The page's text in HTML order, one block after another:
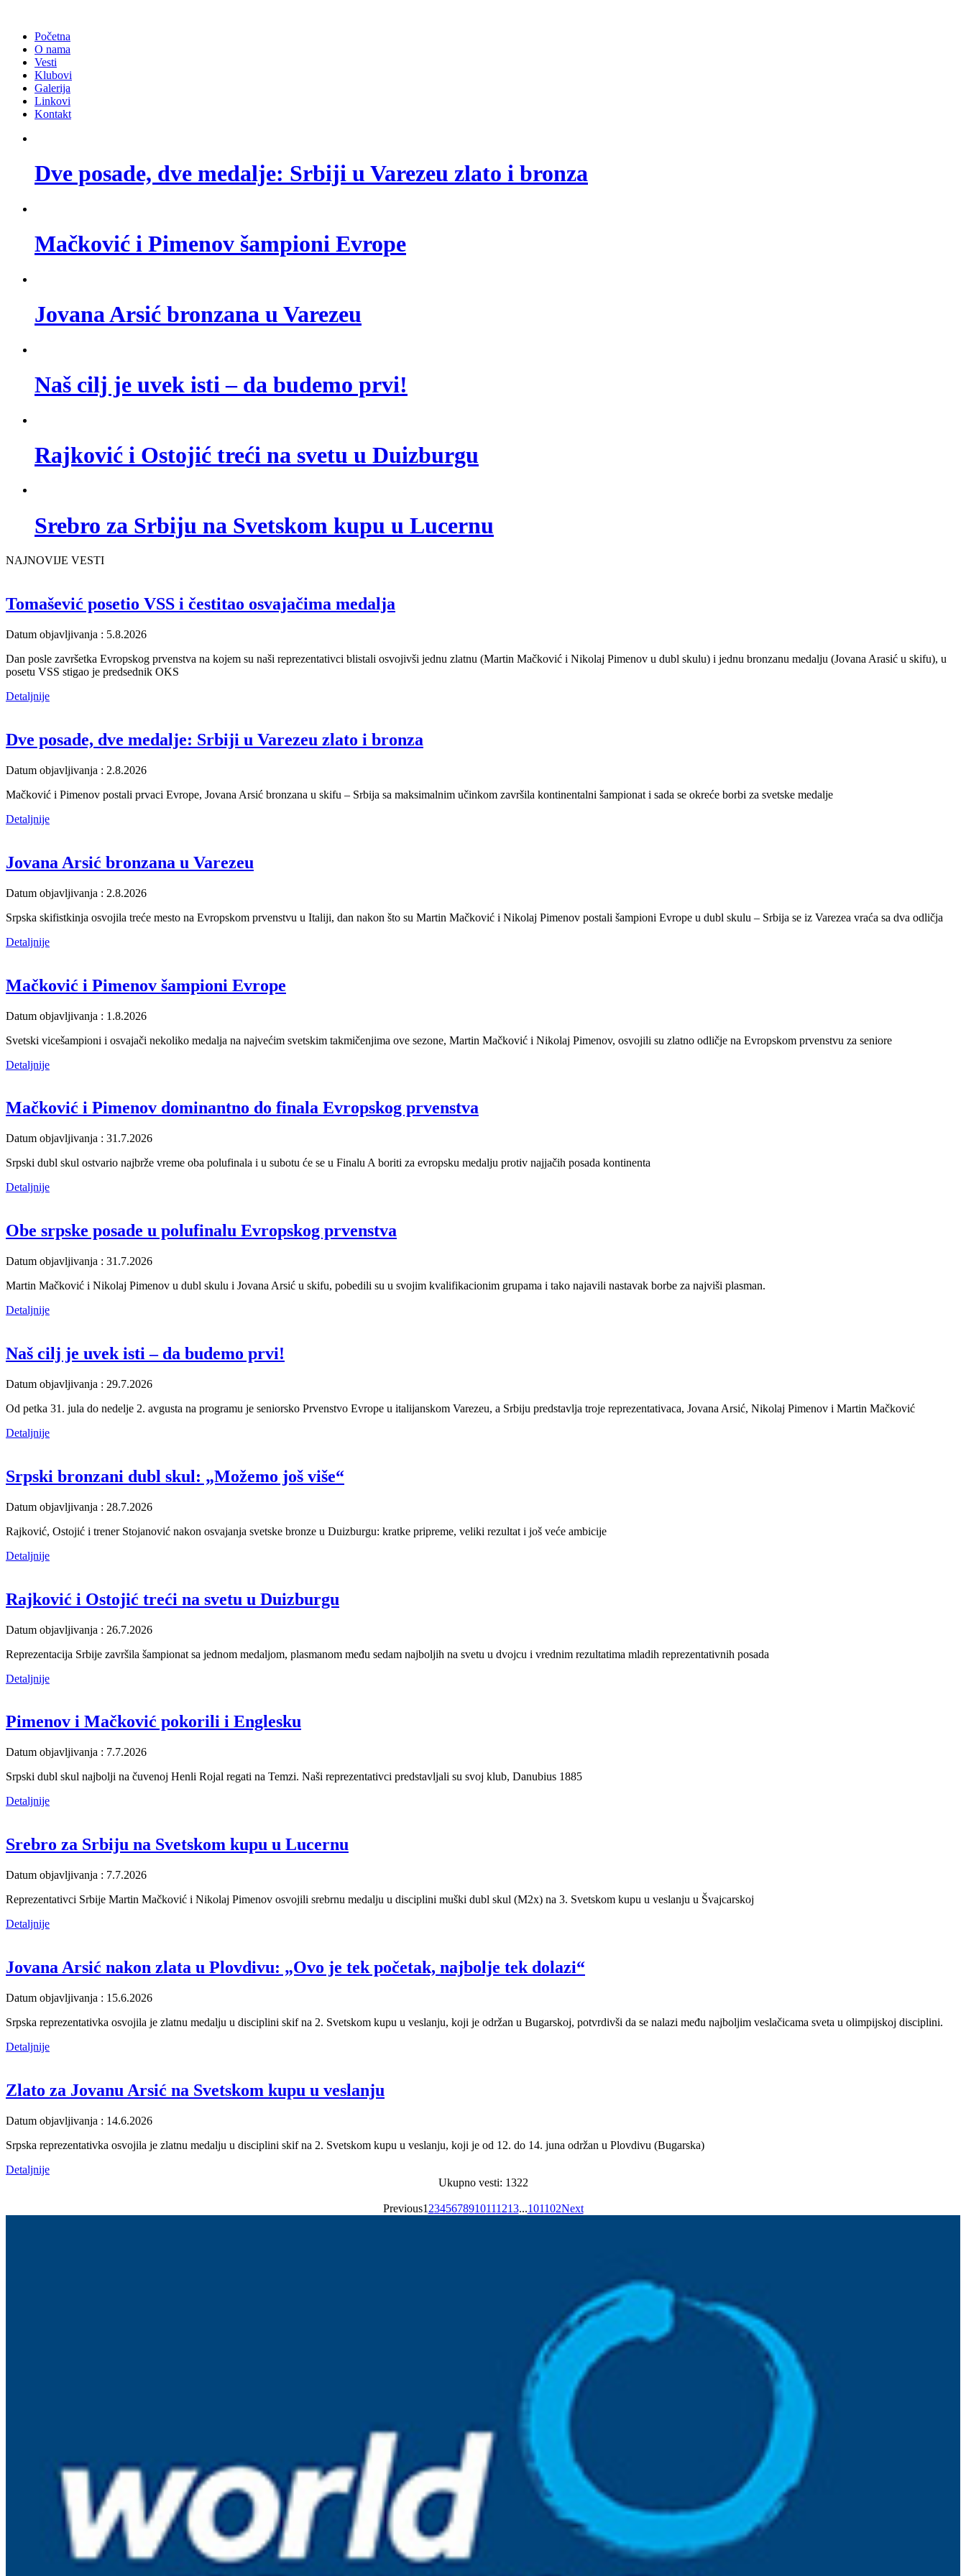
Početna
O nama
Vesti
Klubovi
Galerija
Linkovi
Kontakt
Dve posade, dve medalje: Srbiji u Varezeu zlato i bronza
Mačković i Pimenov šampioni Evrope
Jovana Arsić bronzana u Varezeu
Naš cilj je uvek isti – da budemo prvi!
Rajković i Ostojić treći na svetu u Duizburgu
Srebro za Srbiju na Svetskom kupu u Lucernu
NAJNOVIJE VESTI
Tomašević posetio VSS i čestitao osvajačima medalja
Datum objavljivanja : 5.8.2026
Dan posle završetka Evropskog prvenstva na kojem su naši reprezentativci blistali osvojivši jednu zlatnu (Martin Mačković i Nikolaj Pimenov u dubl skulu) i jednu bronzanu medalju (Jovana Arasić u skifu), u
posetu VSS stigao je predsednik OKS
Detaljnije
Dve posade, dve medalje: Srbiji u Varezeu zlato i bronza
Datum objavljivanja : 2.8.2026
Mačković i Pimenov postali prvaci Evrope, Jovana Arsić bronzana u skifu – Srbija sa maksimalnim učinkom završila kontinentalni šampionat i sada se okreće borbi za svetske medalje
Detaljnije
Jovana Arsić bronzana u Varezeu
Datum objavljivanja : 2.8.2026
Srpska skifistkinja osvojila treće mesto na Evropskom prvenstvu u Italiji, dan nakon što su Martin Mačković i Nikolaj Pimenov postali šampioni Evrope u dubl skulu – Srbija se iz Varezea vraća sa dva odličja
Detaljnije
Mačković i Pimenov šampioni Evrope
Datum objavljivanja : 1.8.2026
Svetski vicešampioni i osvajači nekoliko medalja na najvećim svetskim takmičenjima ove sezone, Martin Mačković i Nikolaj Pimenov, osvojili su zlatno odličje na Evropskom prvenstvu za seniore
Detaljnije
Mačković i Pimenov dominantno do finala Evropskog prvenstva
Datum objavljivanja : 31.7.2026
Srpski dubl skul ostvario najbrže vreme oba polufinala i u subotu će se u Finalu A boriti za evropsku medalju protiv najjačih posada kontinenta
Detaljnije
Obe srpske posade u polufinalu Evropskog prvenstva
Datum objavljivanja : 31.7.2026
Martin Mačković i Nikolaj Pimenov u dubl skulu i Jovana Arsić u skifu, pobedili su u svojim kvalifikacionim grupama i tako najavili nastavak borbe za najviši plasman.
Detaljnije
Naš cilj je uvek isti – da budemo prvi!
Datum objavljivanja : 29.7.2026
Od petka 31. jula do nedelje 2. avgusta na programu je seniorsko Prvenstvo Evrope u italijanskom Varezeu, a Srbiju predstavlja troje reprezentativaca, Jovana Arsić, Nikolaj Pimenov i Martin Mačković
Detaljnije
Srpski bronzani dubl skul: „Možemo još više“
Datum objavljivanja : 28.7.2026
Rajković, Ostojić i trener Stojanović nakon osvajanja svetske bronze u Duizburgu: kratke pripreme, veliki rezultat i još veće ambicije
Detaljnije
Rajković i Ostojić treći na svetu u Duizburgu
Datum objavljivanja : 26.7.2026
Reprezentacija Srbije završila šampionat sa jednom medaljom, plasmanom među sedam najboljih na svetu u dvojcu i vrednim rezultatima mladih reprezentativnih posada
Detaljnije
Pimenov i Mačković pokorili i Englesku
Datum objavljivanja : 7.7.2026
Srpski dubl skul najbolji na čuvenoj Henli Rojal regati na Temzi. Naši reprezentativci predstavljali su svoj klub, Danubius 1885
Detaljnije
Srebro za Srbiju na Svetskom kupu u Lucernu
Datum objavljivanja : 7.7.2026
Reprezentativci Srbije Martin Mačković i Nikolaj Pimenov osvojili srebrnu medalju u disciplini muški dubl skul (M2x) na 3. Svetskom kupu u veslanju u Švajcarskoj
Detaljnije
Jovana Arsić nakon zlata u Plovdivu: „Ovo je tek početak, najbolje tek dolazi“
Datum objavljivanja : 15.6.2026
Srpska reprezentativka osvojila je zlatnu medalju u disciplini skif na 2. Svetskom kupu u veslanju, koji je održan u Bugarskoj, potvrdivši da se nalazi među najboljim veslačicama sveta u olimpijskoj disciplini.
Detaljnije
Zlato za Jovanu Arsić na Svetskom kupu u veslanju
Datum objavljivanja : 14.6.2026
Srpska reprezentativka osvojila je zlatnu medalju u disciplini skif na 2. Svetskom kupu u veslanju, koji je od 12. do 14. juna održan u Plovdivu (Bugarska)
Detaljnije
Ukupno vesti: 1322
Previous1 2345678910111213...101102Next